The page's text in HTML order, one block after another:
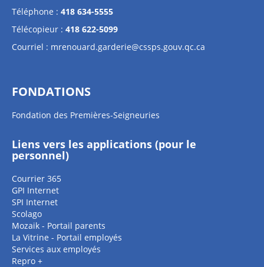
Téléphone : 418 634-5555
Télécopieur : 418 622-5099
Courriel : mrenouard.garderie@cssps.gouv.qc.ca
FONDATIONS
Fondation des Premières-Seigneuries
Liens vers les applications (pour le
personnel)
Courrier 365
GPI Internet
SPI Internet
Scolago
Mozaik - Portail parents
La Vitrine - Portail employés
Services aux employés
Repro +